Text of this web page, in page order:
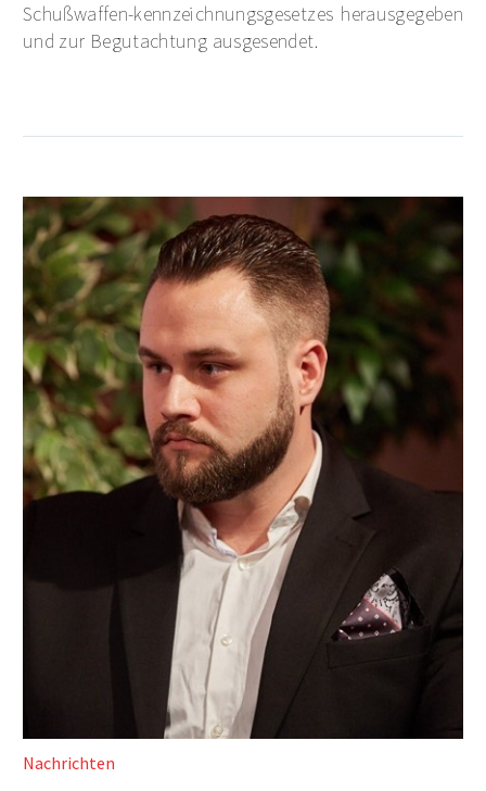
Schußwaffen-kennzeichnungsgesetzes herausgegeben
und zur Begutachtung ausgesendet.
Nachrichten